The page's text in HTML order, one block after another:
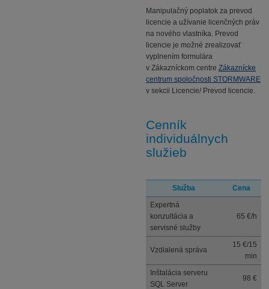
Manipulačný poplatok za prevod
licencie a užívanie licenčných práv
na nového vlastníka. Prevod
licencie je možné zrealizovať
vyplnením formulára
v Zákazníckom centre Zákaznícke
centrum spoločnosti STORMWARE
v sekcii Licencie/ Prevod licencie.
Cenník
individuálnych
služieb
Služba
Cena
Expertná
konzultácia a
servisné služby
65 €/h
Vzdialená správa
15 €/15
min
Inštalácia serveru
SQL Server
98 €